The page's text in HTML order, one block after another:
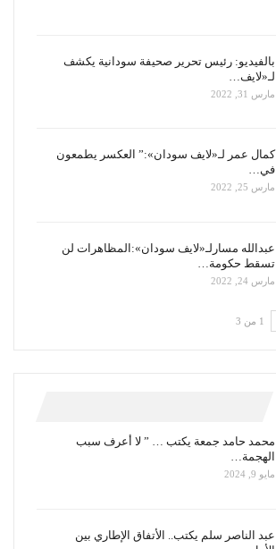
بالفيديو: رئيس تحرير صحيفة سودانية يكشف
لـ«لايف…
مارس 31, 2022
كمال عمر لـ«لايف سودان»:” العكسر يطمعون
في…
مارس 25, 2022
عبدالله مسارلـ«لايف سودان»:المظاهرات لن
تسقط حكومة…
مارس 24, 2022
1 من 3
محمد حامد جمعة يكتب … ” لا أعرف سبب
الهجمة…
مايو 9, 2024
عبد الناصر سلم يكتب.. الأتفاق الإطاري بين